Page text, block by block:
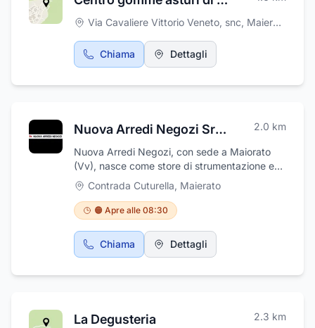
Via Cavaliere Vittorio Veneto, snc, Maierato
Chiama Dettagli
Nuova Arredi Negozi Srls Calabria 2.0 km
Nuova Arredi Negozi, con sede a Maiorato
(Vv), nasce come store di strumentazione e
arredi per le attività commerciali e in
particolare nel settore dedicato alla
gastronomia e alla grande distribuzione.
Operaimo su tutto il territorio italiano e i
noostri processi oprativi sono sempre in via di
sviluppo.
Contrada Cuturella, Maierato
🟠 Apre alle 08:30
Chiama Dettagli
La Degusteria 2.3 km